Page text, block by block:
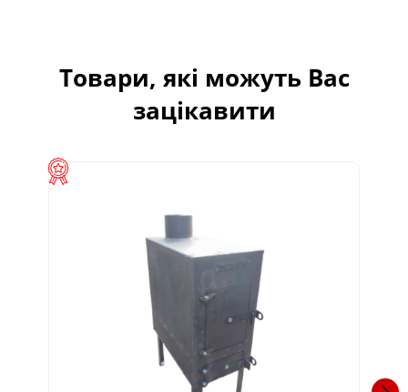
Товари, які можуть Вас
зацікавити